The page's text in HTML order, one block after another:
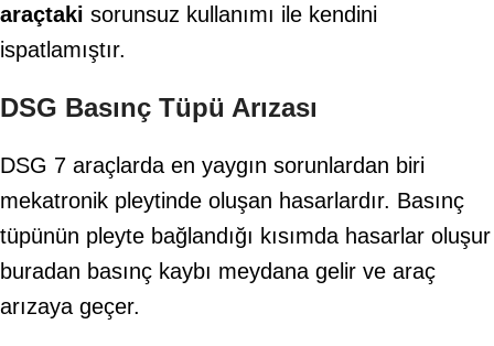
araçtaki sorunsuz kullanımı ile kendini
ispatlamıştır.
DSG Basınç Tüpü Arızası
DSG 7 araçlarda en yaygın sorunlardan biri
mekatronik pleytinde oluşan hasarlardır. Basınç
tüpünün pleyte bağlandığı kısımda hasarlar oluşur
buradan basınç kaybı meydana gelir ve araç
arızaya geçer.